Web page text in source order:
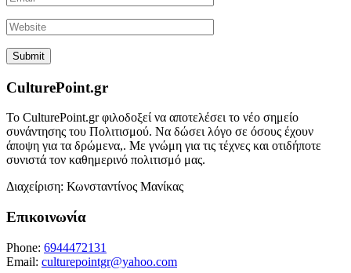
CulturePoint.gr
Το CulturePoint.gr φιλοδοξεί να αποτελέσει το νέο σημείο
συνάντησης του Πολιτισμού. Να δώσει λόγο σε όσους έχουν
άποψη για τα δρώμενα,. Με γνώμη για τις τέχνες και οτιδήποτε
συνιστά τον καθημερινό πολιτισμό μας.
Διαχείριση: Κωνσταντίνος Μανίκας
Επικοινωνία
Phone: 6944472131
Email: culturepointgr@yahoo.com